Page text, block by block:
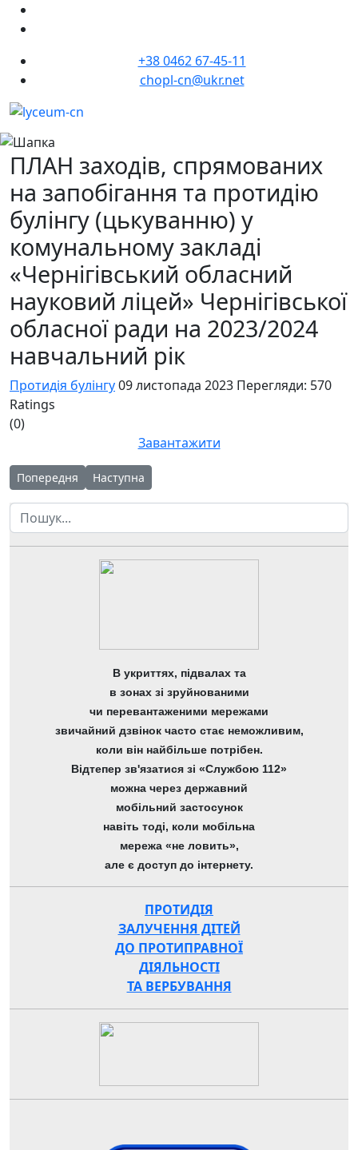
+38 0462 67-45-11
chopl-cn@ukr.net
ПЛАН заходів, спрямованих
на запобігання та протидію
булінгу (цькуванню) у
комунальному закладі
«Чернігівський обласний
науковий ліцей» Чернігівської
обласної ради на 2023/2024
навчальний рік
Протидія булінгу09 листопада 2023 Перегляди: 570
Ratings
(0)
Завантажити
Попередня стаття: Про повноваження та права
Попередня Наступна стаття: ПОРЯДОК реагування на
Наступна
Пошук
В укриттях, підвалах та
в зонах зі зруйнованими
чи перевантаженими мережами
звичайний дзвінок часто стає неможливим,
коли він найбільше потрібен.
Відтепер зв'язатися зі «Службою 112»
можна через державний
мобільний застосунок
навіть тоді, коли мобільна
мережа «не ловить»,
але є доступ до інтернету.
ПРОТИДІЯ
ЗАЛУЧЕННЯ ДІТЕЙ
ДО ПРОТИПРАВНОЇ
ДІЯЛЬНОСТІ
ТА ВЕРБУВАННЯ